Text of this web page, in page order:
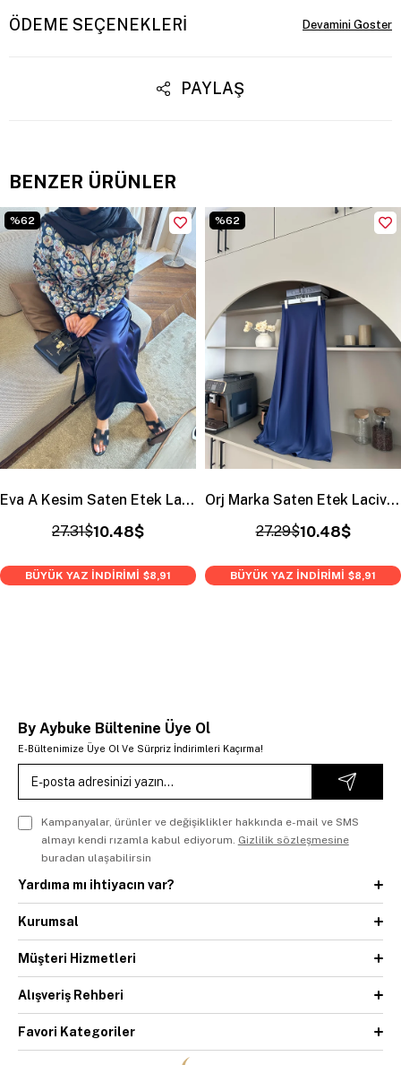
ÖDEME SEÇENEKLERI
PAYLAŞ
BENZER ÜRÜNLER
Eva A Kesim Saten Etek Lacivert
10.48$
27.31$
BÜYÜK YAZ İNDİRİMİ $8,91
%62
Orj Marka Saten Etek Lacivert
10.48$
27.29$
BÜYÜK YAZ İNDİRİMİ $8,91
%62
By Aybuke Bültenine Üye Ol
E-Bültenimize Üye Ol Ve Sürpriz İndirimleri Kaçırma!
Kampanyalar, ürünler ve değişiklikler hakkında e-mail ve SMS
almayı kendi rızamla kabul ediyorum. Gizlilik sözleşmesine
buradan ulaşabilirsin
Yardıma mı ihtiyacın var?
Kurumsal
Müşteri Hizmetleri
Alışveriş Rehberi
Favori Kategoriler